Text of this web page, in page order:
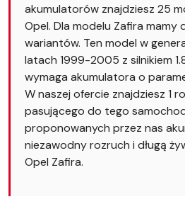
akumulatorów znajdziesz 25
Opel. Dla modelu Zafira mamy
wariantów. Ten model w
latach 1999-2005 z silnikiem
wymaga akumulatora o
W naszej ofercie znajdziesz 1
pasującego do tego
proponowanych przez nas
niezawodny rozruch i długą
Opel Zafira.